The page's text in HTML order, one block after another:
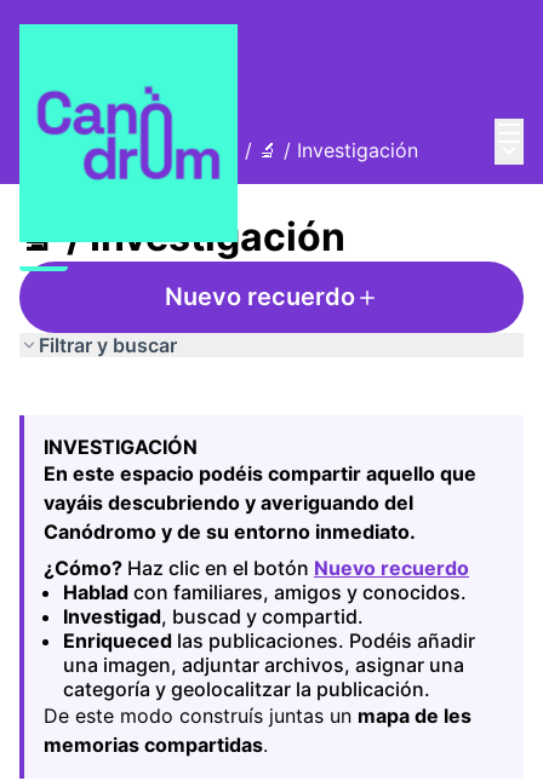
La Alzina i el Canòdrom / 🔬 / Investigación
🔬 / Investigación
Nuevo recuerdo
Filtrar y buscar
−
INVESTIGACIÓN
En este espacio podéis compartir aquello que
vayáis descubriendo y averiguando del
Canódromo y de su entorno inmediato.
¿Cómo? Haz clic en el botón Nuevo recuerdo
Hablad con familiares, amigos y conocidos.
Investigad, buscad y compartid.
Enriqueced las publicaciones. Podéis añadir
una imagen, adjuntar archivos, asignar una
categoría y geolocalitzar la publicación.
De este modo construís juntas un mapa de les
memorias compartidas.